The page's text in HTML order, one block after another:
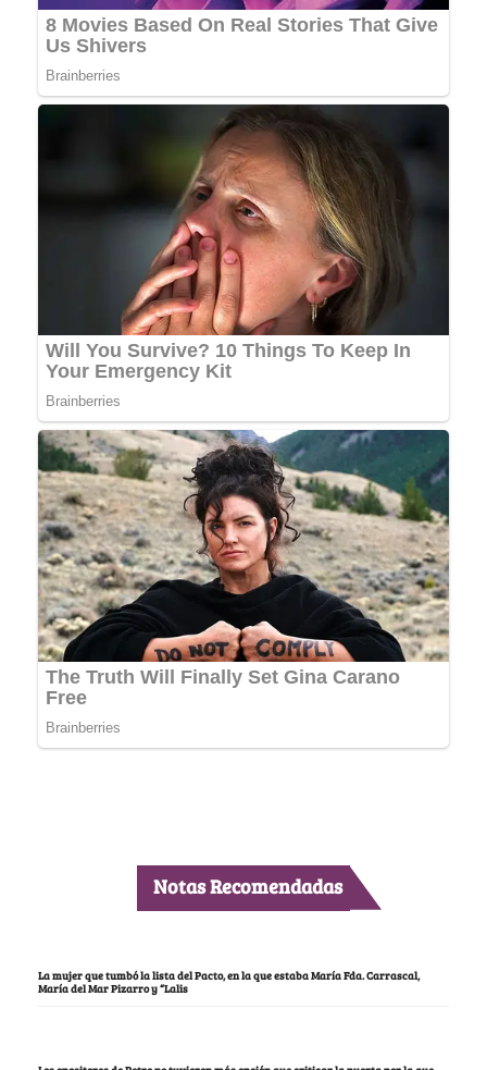
Notas Recomendadas
La mujer que tumbó la lista del Pacto, en la que estaba María Fda. Carrascal,
María del Mar Pizarro y “Lalis